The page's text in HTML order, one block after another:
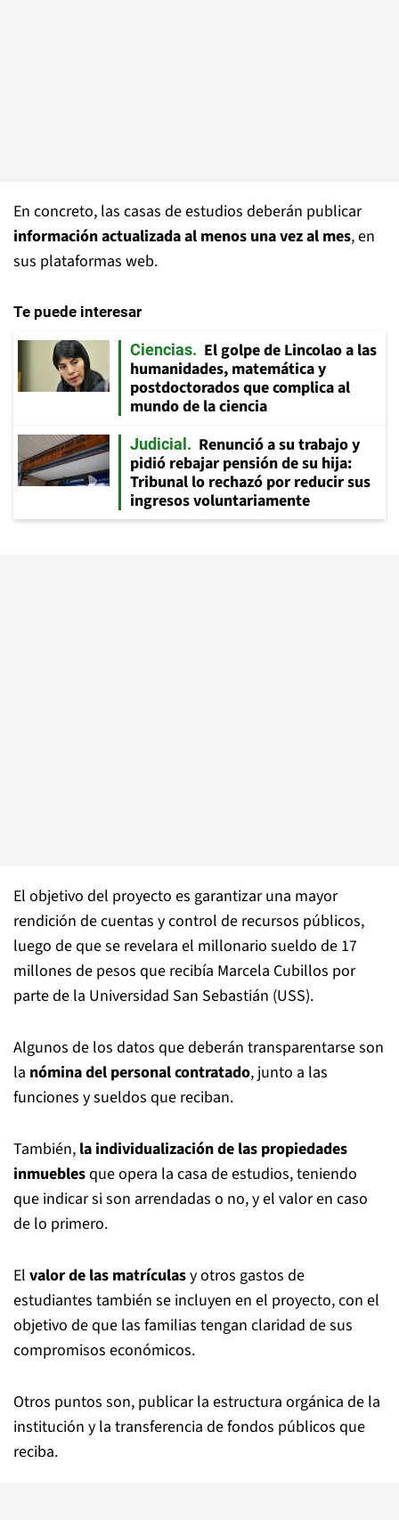
En concreto, las casas de estudios deberán publicar
información actualizada al menos una vez al mes, en
sus plataformas web.
Te puede interesar
Ciencias
El golpe de Lincolao a las
humanidades, matemática y
postdoctorados que complica al
mundo de la ciencia
Judicial
Renunció a su trabajo y
pidió rebajar pensión de su hija:
Tribunal lo rechazó por reducir sus
ingresos voluntariamente
El objetivo del proyecto es garantizar una mayor
rendición de cuentas y control de recursos públicos,
luego de que se revelara el millonario sueldo de 17
millones de pesos que recibía Marcela Cubillos por
parte de la Universidad San Sebastián (USS).
Algunos de los datos que deberán transparentarse son
la nómina del personal contratado, junto a las
funciones y sueldos que reciban.
También, la individualización de las propiedades
inmueblesque opera la casa de estudios, teniendo
que indicar si son arrendadas o no, y el valor en caso
de lo primero.
El valor de las matrículasy otros gastos de
estudiantes también se incluyen en el proyecto, con el
objetivo de que las familias tengan claridad de sus
compromisos económicos.
Otros puntos son, publicar la estructura orgánica de la
institución y la transferencia de fondos públicos que
reciba.